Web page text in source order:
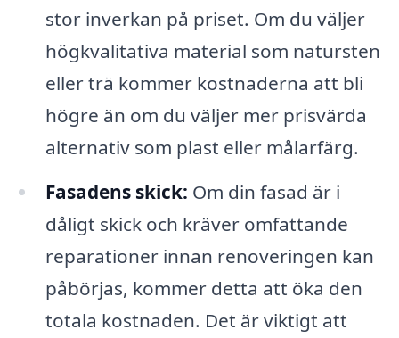
stor inverkan på priset. Om du väljer
högkvalitativa material som natursten
eller trä kommer kostnaderna att bli
högre än om du väljer mer prisvärda
alternativ som plast eller målarfärg.
Fasadens skick: Om din fasad är i
dåligt skick och kräver omfattande
reparationer innan renoveringen kan
påbörjas, kommer detta att öka den
totala kostnaden. Det är viktigt att